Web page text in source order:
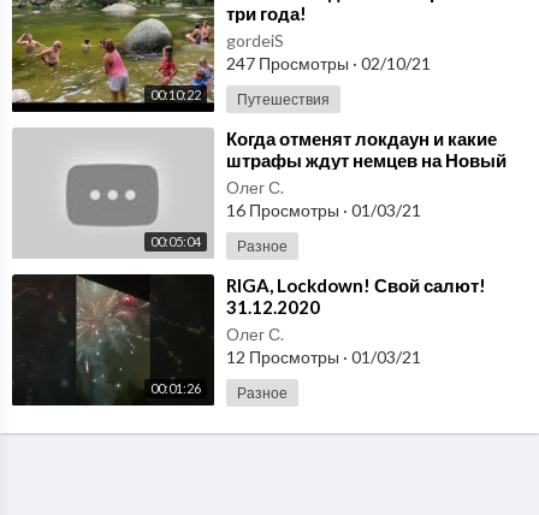
00:10:22
три года!
gordeiS
247 Просмотры · 02/10/21
Путешествия
00:05:04
⁣Когда отменят локдаун и какие
штрафы ждут немцев на Новый
год / Новости Германии /
31.12.2020
Олег С.
16 Просмотры · 01/03/21
Разное
00:01:26
⁣RIGA, Lockdown! Свой салют!
31.12.2020
Олег С.
12 Просмотры · 01/03/21
Разное